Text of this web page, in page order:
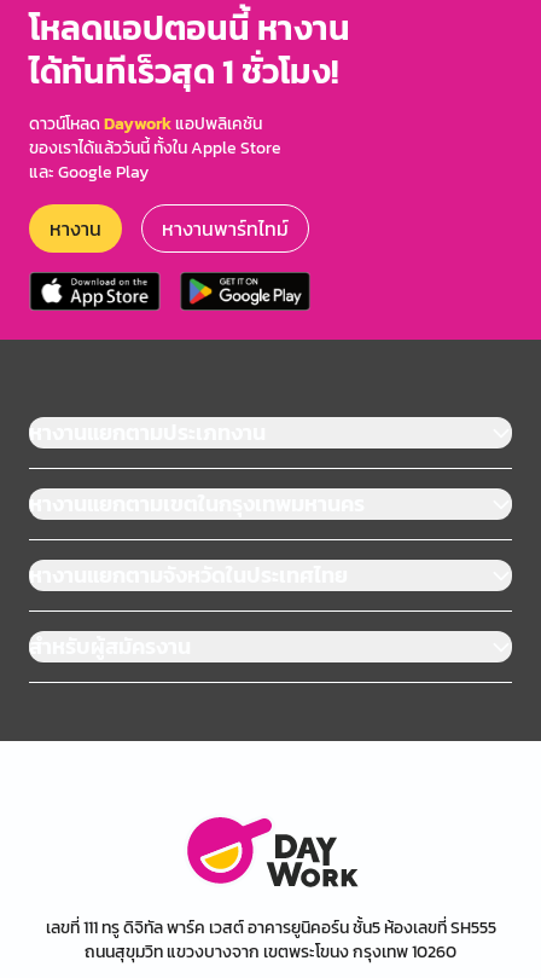
โหลดแอปตอนนี้ หางาน
ได้ทันทีเร็วสุด 1 ชั่วโมง!
ดาวน์โหลดDayworkแอปพลิเคชัน
ของเราได้แล้ววันนี้ ทั้งใน Apple Store
และ Google Play
หางาน หางานพาร์ทไทม์
หางานแยกตามประเภทงาน
หางานแยกตามเขตในกรุงเทพมหานคร
หางานแยกตามจังหวัดในประเทศไทย
สำหรับผู้สมัครงาน
เลขที่ 111 ทรู ดิจิทัล พาร์ค เวสต์ อาคารยูนิคอร์น ชั้น5 ห้องเลขที่ SH555
ถนนสุขุมวิท แขวงบางจาก เขตพระโขนง กรุงเทพ 10260